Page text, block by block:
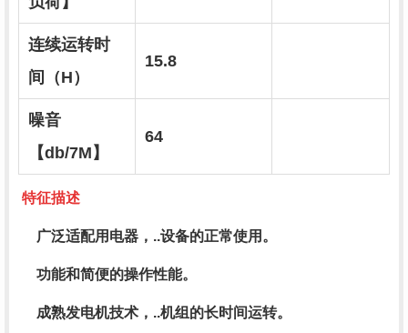
连续运转时
间（H）
15.8
噪音
【db/7M】
64
特征描述
广泛适配用电器，..设备的正常使用。
功能和简便的操作性能。
成熟发电机技术，..机组的长时间运转。